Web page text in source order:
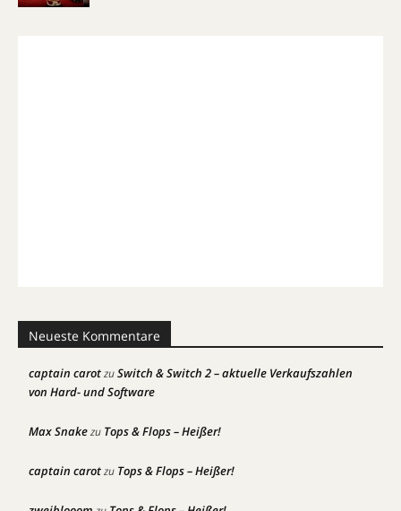
Neueste Kommentare
captain carotzuSwitch & Switch 2 – aktuelle Verkaufszahlen
von Hard- und Software
Max Snakezu Tops & Flops – Heißer!
captain carotzu Tops & Flops – Heißer!